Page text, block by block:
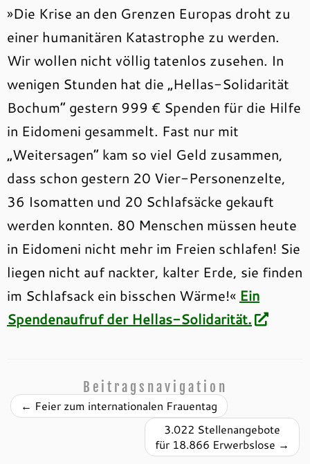
»Die Krise an den Grenzen Europas droht zu
einer humanitären Katastrophe zu werden.
Wir wollen nicht völlig tatenlos zusehen. In
wenigen Stunden hat die „Hellas-Solidarität
Bochum“ gestern 999 € Spenden für die Hilfe
in Eidomeni gesammelt. Fast nur mit
„Weitersagen“ kam so viel Geld zusammen,
dass schon gestern 20 Vier-Personenzelte,
36 Isomatten und 20 Schlafsäcke gekauft
werden konnten. 80 Menschen müssen heute
in Eidomeni nicht mehr im Freien schlafen! Sie
liegen nicht auf nackter, kalter Erde, sie finden
im Schlafsack ein bisschen Wärme!« Ein
Spendenaufruf der Hellas-Solidarität.
Beitragsnavigation
← Feier zum internationalen Frauentag
3.022 Stellenangebote
für 18.866 Erwerbslose →